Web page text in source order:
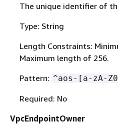
The unique identifier of
Type: String
Length Constraints:
Maximum length of 256.
Pattern: ^aos-[a-zA-
Required: No
VpcEndpointOwner